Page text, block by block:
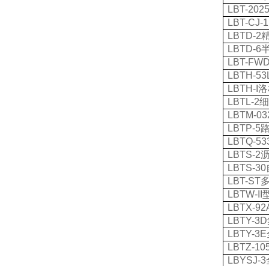
LBT-
LBT-CJ-
LBTD-2
LBTD-6
LBT-
LBTH-
LBTH-I
LBTL-2
LBTM-
LBTP-5
LBTQ-
LBTS-2
LBTS-30
LBT-ST
LBTW-II
LBTX-
LBTY-3D
LBTY-3E
LBTZ-
LBYSJ-3